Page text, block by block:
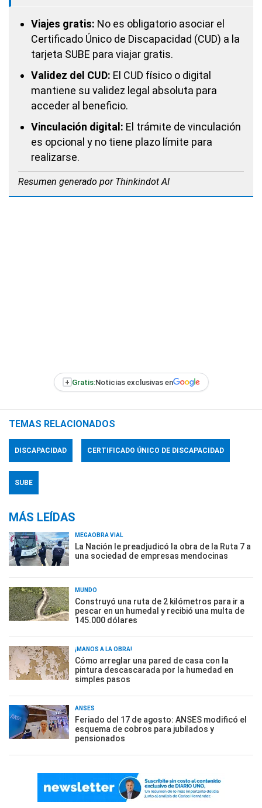
Viajes gratis: No es obligatorio asociar el
Certificado Único de Discapacidad (CUD) a la
tarjeta SUBE para viajar gratis.
Validez del CUD: El CUD físico o digital
mantiene su validez legal absoluta para
acceder al beneficio.
Vinculación digital: El trámite de vinculación
es opcional y no tiene plazo límite para
realizarse.
Resumen generado por Thinkindot AI
+ Gratis:Noticias exclusivas en
TEMAS RELACIONADOS
DISCAPACIDAD CERTIFICADO ÚNICO DE DISCAPACIDAD
SUBE
MÁS LEÍDAS
MEGAOBRA VIAL
La Nación le preadjudicó la obra de la Ruta 7 a
una sociedad de empresas mendocinas
MUNDO
Construyó una ruta de 2 kilómetros para ir a
pescar en un humedal y recibió una multa de
145.000 dólares
¡MANOS A LA OBRA!
Cómo arreglar una pared de casa con la
pintura descascarada por la humedad en
simples pasos
ANSES
Feriado del 17 de agosto: ANSES modificó el
esquema de cobros para jubilados y
pensionados